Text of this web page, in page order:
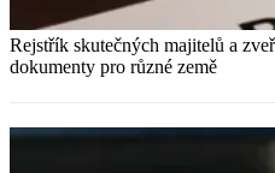
Rejstřík skutečných majitelů a
dokumenty pro různé země